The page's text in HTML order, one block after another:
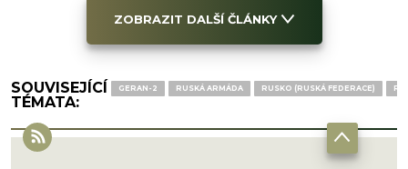
ZOBRAZIT DALŠÍ ČLÁNKY
SOUVISEJÍCÍ
TÉMATA:
GERAN-2 RUSKÁ ARMÁDA RUSKO (RUSKÁ FEDERACE)